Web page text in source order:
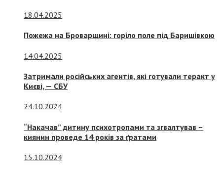
18.04.2025
Пожежа на Броварщині: горіло поле під Баришівкою
14.04.2025
Затримали російських агентів, які готували теракт у
Києві, — СБУ
24.10.2024
“Накачав” дитину психотропами та згвалтував –
киянин проведе 14 років за ґратами
15.10.2024